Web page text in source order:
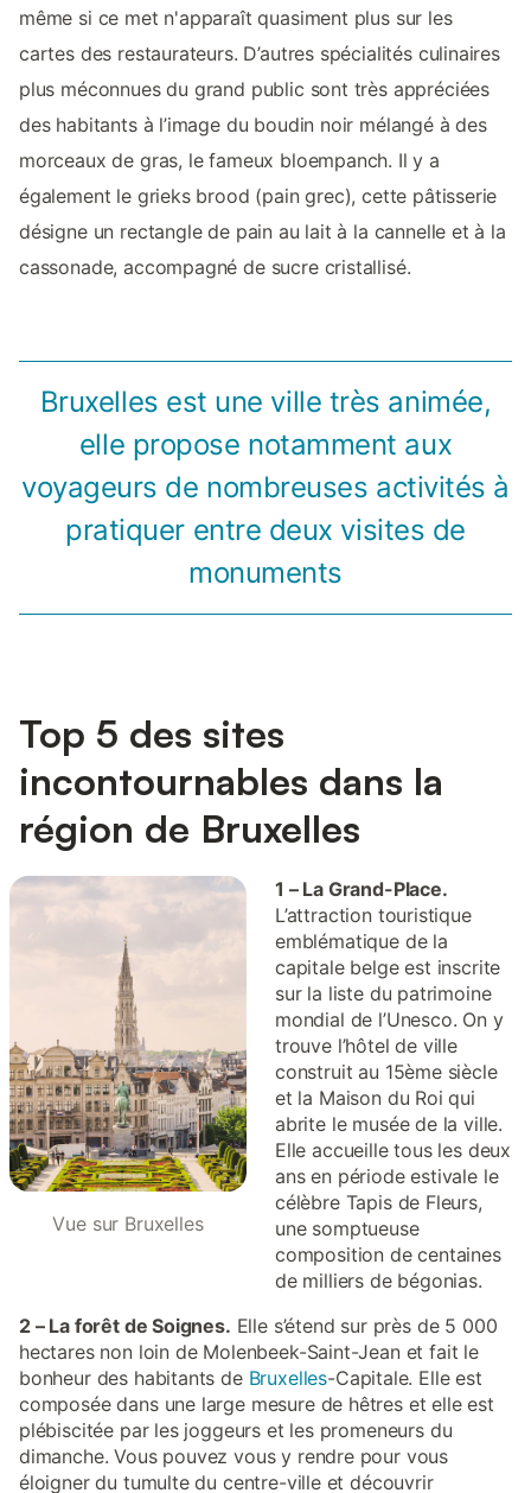
même si ce met n'apparaît quasiment plus sur les
cartes des restaurateurs. D’autres spécialités culinaires
plus méconnues du grand public sont très appréciées
des habitants à l’image du boudin noir mélangé à des
morceaux de gras, le fameux bloempanch. Il y a
également le grieks brood (pain grec), cette pâtisserie
désigne un rectangle de pain au lait à la cannelle et à la
cassonade, accompagné de sucre cristallisé.
Bruxelles est une ville très animée,
elle propose notamment aux
voyageurs de nombreuses activités à
pratiquer entre deux visites de
monuments
Top 5 des sites
incontournables dans la
région de Bruxelles
Vue sur Bruxelles
1 – La Grand-Place.
L’attraction touristique
emblématique de la
capitale belge est inscrite
sur la liste du patrimoine
mondial de l’Unesco. On y
trouve l’hôtel de ville
construit au 15ème siècle
et la Maison du Roi qui
abrite le musée de la ville.
Elle accueille tous les deux
ans en période estivale le
célèbre Tapis de Fleurs,
une somptueuse
composition de centaines
de milliers de bégonias.
2 – La forêt de Soignes. Elle s’étend sur près de 5 000
hectares non loin de Molenbeek-Saint-Jean et fait le
bonheur des habitants de Bruxelles-Capitale. Elle est
composée dans une large mesure de hêtres et elle est
plébiscitée par les joggeurs et les promeneurs du
dimanche. Vous pouvez vous y rendre pour vous
éloigner du tumulte du centre-ville et découvrir